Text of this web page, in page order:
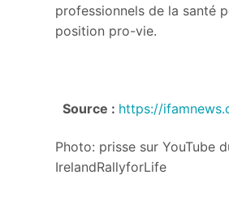
professionnels de la santé
position pro-vie.
Adèle
Source : https://
Photo: prisse sur YouTube
IrelandRallyforLife